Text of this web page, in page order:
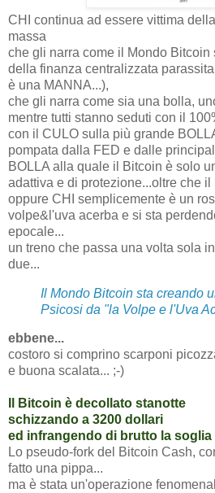
CHI continua ad essere vittima
massa
che gli narra come il Mondo
della finanza centralizzata
è una MANNA...),
che gli narra come sia una bolla,
mentre tutti stanno seduti con il
con il CULO sulla più grande
pompata dalla FED e dalle
BOLLA alla quale il Bitcoin è solo
adattiva e di protezione...oltre che il
oppure CHI semplicemente è un
volpe&l'uva acerba e si sta
epocale...
un treno che passa una volta sola
due...
Il Mondo Bitcoin sta creando
Psicosi da "la Volpe e l'Uva
ebbene...
costoro si comprino scarponi
e buona scalata... ;-)
Il Bitcoin è decollato stanotte
schizzando a 3200 dollari
ed infrangendo di brutto la soglia
Lo pseudo-fork del Bitcoin Cash,
fatto una pippa...
ma è stata un'operazione